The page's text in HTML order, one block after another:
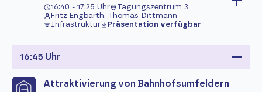
16:40 - 17:25 Uhr
Tagungszentrum 3
Fritz Engbarth, Thomas Dittmann
Infrastruktur
Präsentation verfügbar
16:45 Uhr
Attraktivierung von Bahnhofsumfeldern